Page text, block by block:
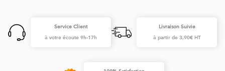
Service Client
à votre écoute 9h-17h
Livraison Suivie
à partir de 3,90€ HT